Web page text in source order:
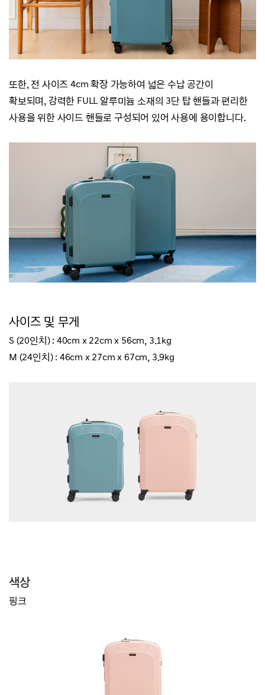
또한, 전 사이즈 4cm 확장 가능하여 넓은 수납 공간이
확보되며, 강력한 FULL 알루미늄 소재의 3단 탑 핸들과 편리한
사용을 위한 사이드 핸들로 구성되어 있어 사용에 용이합니다.
사이즈 및 무게
S (20인치) : 40cm x 22cm x 56cm, 3.1kg
M (24인치) : 46cm x 27cm x 67cm, 3.9kg
색상
핑크